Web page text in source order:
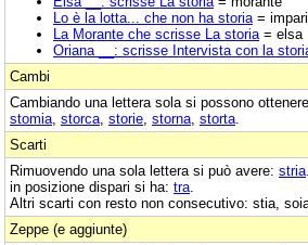
Lo è la lotta... che non ha storia = impari
La Morante che scrisse La storia = elsa
Oriana __: scrisse Intervista con la
Cambi
Cambiando una lettera sola si possono
stomia storca storie storna storta
Scarti
Rimuovendo una sola lettera si può avere: stria
in posizione dispari si ha: tra
Altri scarti con resto non consecutivo: stia,
Zeppe (e aggiunte)